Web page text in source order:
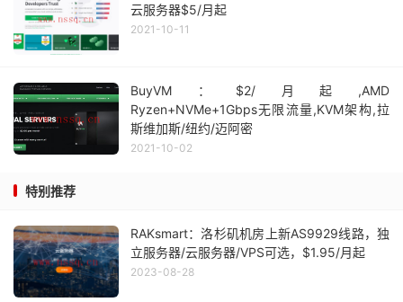
云服务器$5/月起
2021-10-11
BuyVM：$2/月起,AMD
Ryzen+NVMe+1Gbps无限流量,KVM架构,拉
斯维加斯/纽约/迈阿密
2021-10-02
特别推荐
RAKsmart：洛杉矶机房上新AS9929线路，独
立服务器/云服务器/VPS可选，$1.95/月起
2023-08-28